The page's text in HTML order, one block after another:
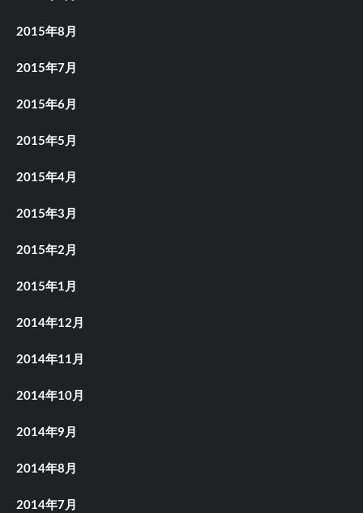
2015年8月
2015年7月
2015年6月
2015年5月
2015年4月
2015年3月
2015年2月
2015年1月
2014年12月
2014年11月
2014年10月
2014年9月
2014年8月
2014年7月